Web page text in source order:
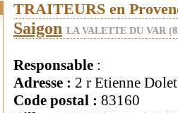
TRAITEURS en
Saigon LA VALETTE DU VAR
Responsable :
Adresse : 2 r Etienne Dolet
Code postal : 83160